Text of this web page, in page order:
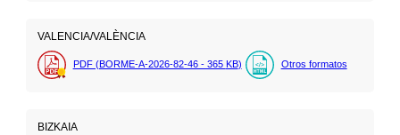
VALENCIA/VALÈNCIA
PDF (BORME-A-2026-82-46 - 365 KB) Otros formatos
BIZKAIA